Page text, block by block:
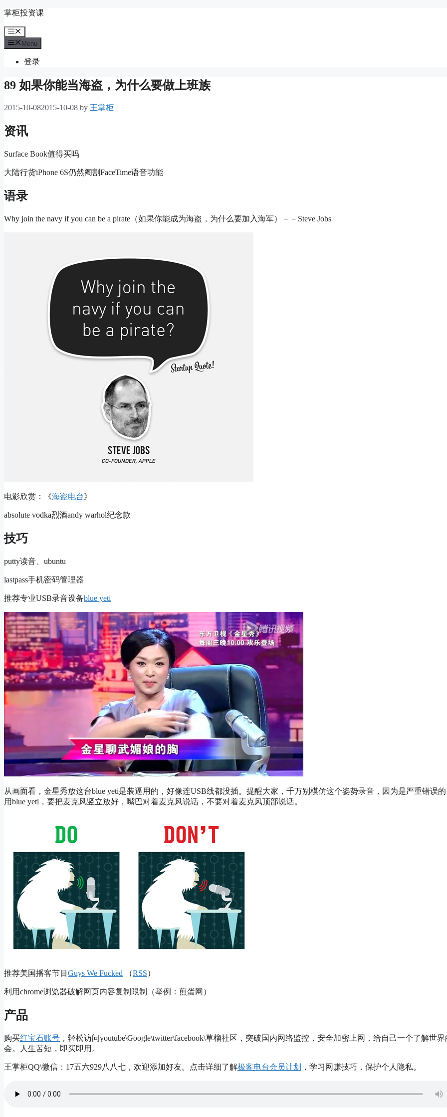
Skip
content
掌柜投资课
Menu
Menu
登录
89 如果你能当海盗，为什么要做上班族
2015-10-082015-10-08 by 王掌柜
资讯
Surface Book值得买吗
大陆行货iPhone 6S仍然阉割FaceTime语音功能
语录
Why join the navy if you can be a pirate（如果你能成为海盗，为什么要加入海军）－－Steve Jobs
电影欣赏：《海盗电台》
absolute vodka烈酒andy warhol纪念款
技巧
putty读音、ubuntu
lastpass手机密码管理器
推荐专业USB录音设备blue yeti
从画面看，金星秀放这台blue yeti是装逼用的，好像连USB线都没插。提醒大家，千万别模仿这个姿势录音，因为是严重错误
用blue yeti，要把麦克风竖立放好，嘴巴对着麦克风说话，不要对着麦克风顶部说话。
推荐美国播客节目 Guys We Fucked （RSS）
利用chrome浏览器破解网页内容复制限制（举例：煎蛋网）
产品
购买红宝石账号 ，轻松访问youtube\Google\twitter\facebook\草榴社区，突破国内网络监控，安全加密上网，给自己一个了解世
会。人生苦短，即买即用。
王掌柜QQ\微信：17五六929八八七，欢迎添加好友。点击详细了解极客电台会员计划 ，学习网赚技巧，保护个人隐私。